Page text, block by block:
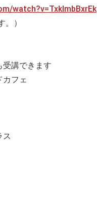
watch?v=TxklmbBxrEk
。）
講できます
カフェ
ス